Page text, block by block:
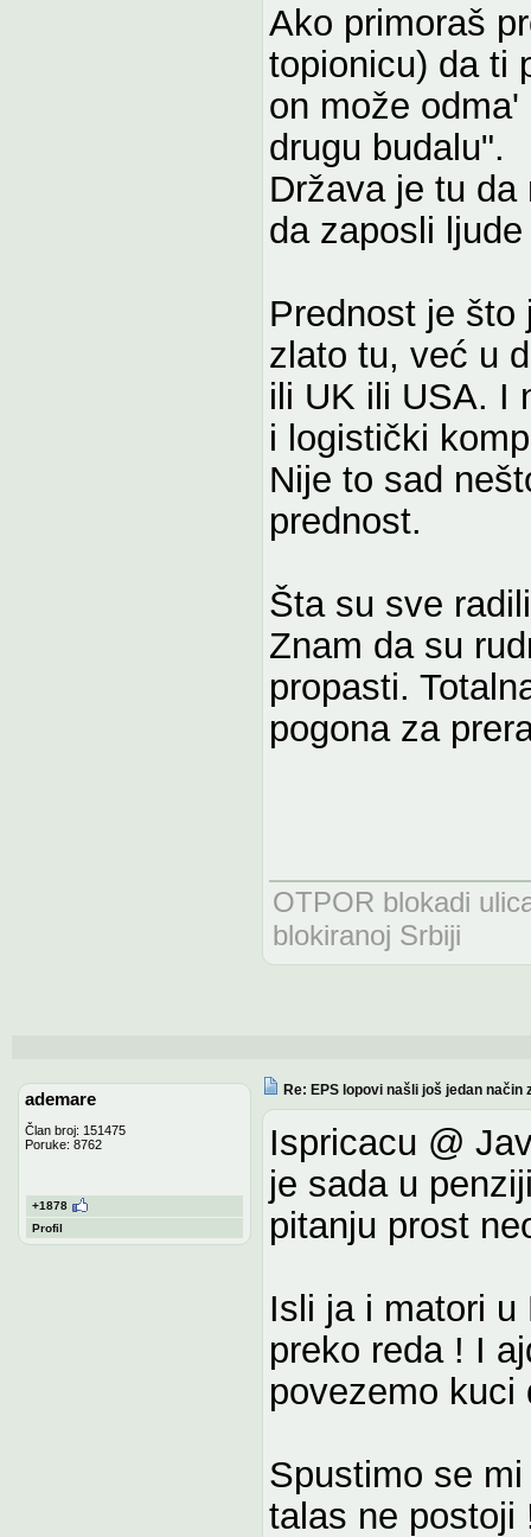
Ako primoraš
topionicu) da ti
on može
drugu budalu".
Država je tu
da zaposli
Prednost je što
zlato tu, već u
ili UK ili USA. I
i logistički
Nije to sad
prednost.
Šta su sve
Znam da su
propasti.
pogona za
OTPOR blokadi
blokiranoj Srbiji
ademare
Član broj: 151475
Poruke: 8762
+1878
Profil
Re: EPS lopovi našli još jedan način
Ispricacu @
je sada u
pitanju prost
Isli ja i matori u
preko reda ! I
povezemo kuci
Spustimo se
talas ne postoji